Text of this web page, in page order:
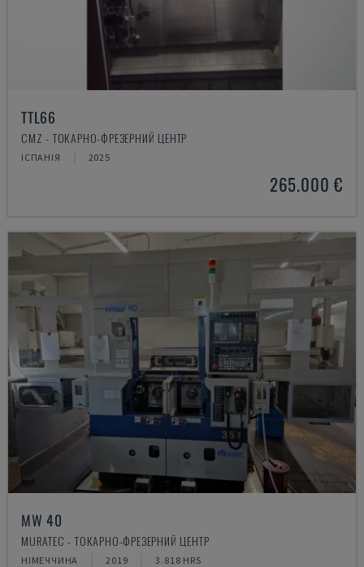
TTL66
CMZ - ТОКАРНО-ФРЕЗЕРНИЙ ЦЕНТР
ІСПАНІЯ 2025
265.000 €
MW 40
MURATEC - ТОКАРНО-ФРЕЗЕРНИЙ ЦЕНТР
НІМЕЧЧИНА 2019 3.818 HRS